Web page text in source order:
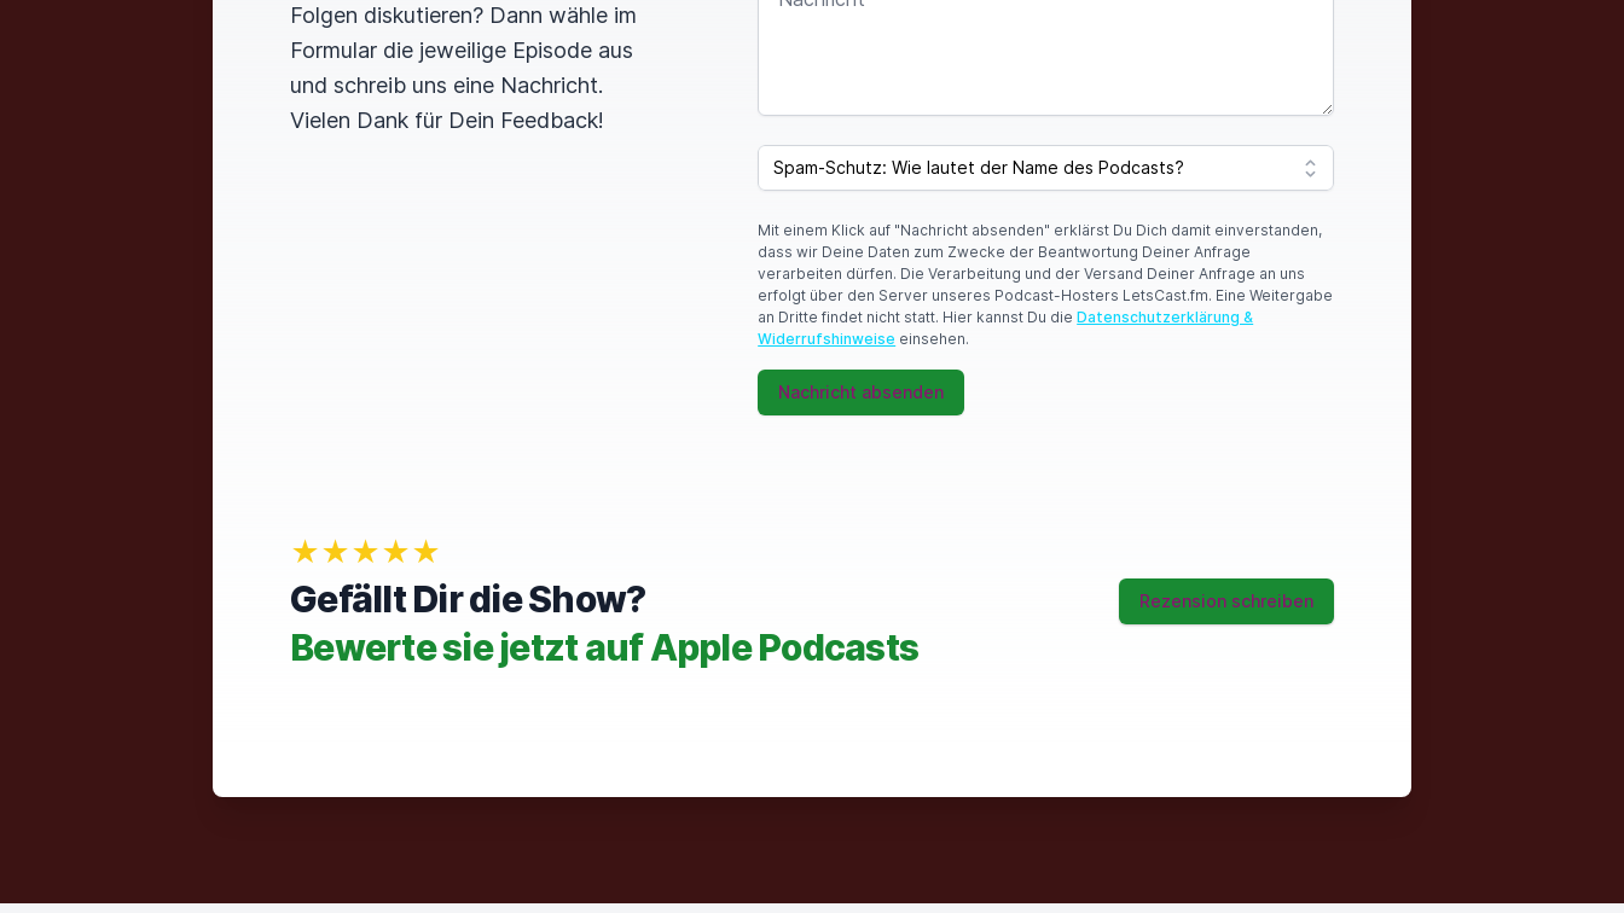
Folgen diskutieren? Dann wähle im
Formular die jeweilige Episode aus
und schreib uns eine Nachricht.
Vielen Dank für Dein Feedback!
SPAM CAPTCHA
Mit einem Klick auf "Nachricht absenden" erklärst Du Dich damit einverstanden,
dass wir Deine Daten zum Zwecke der Beantwortung Deiner Anfrage
verarbeiten dürfen. Die Verarbeitung und der Versand Deiner Anfrage an uns
erfolgt über den Server unseres Podcast-Hosters LetsCast.fm. Eine Weitergabe
an Dritte findet nicht statt. Hier kannst Du dieDatenschutzerklärung &
Widerrufshinweise einsehen.
Nachricht absenden
★★★★★
Gefällt Dir die Show?
Bewerte sie jetzt auf Apple Podcasts
Rezension schreiben